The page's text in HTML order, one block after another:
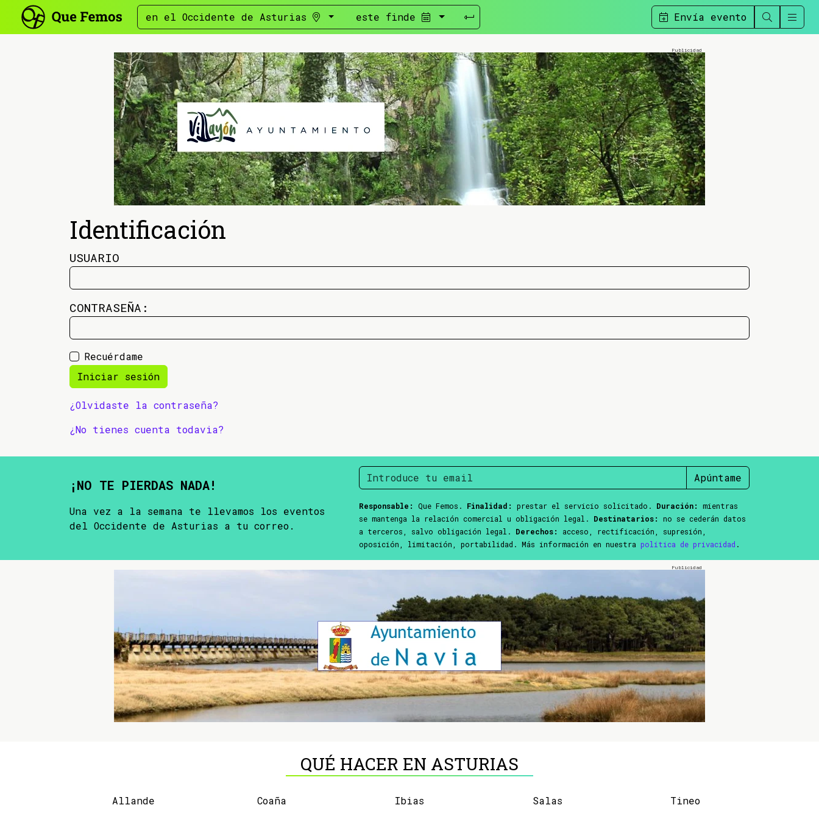
en el Occidente de Asturias este finde Envía evento
Identificación
USUARIO
CONTRASEÑA:
Recuérdame
Iniciar sesión
¿Olvidaste la contraseña?
¿No tienes cuenta todavia?
¡NO TE PIERDAS NADA!
Una vez a la semana te llevamos los eventos
del Occidente de Asturias a tu correo.
Apúntame
Responsable: Que Femos. Finalidad: prestar el servicio solicitado. Duración:
mientras
se mantenga la relación comercial u obligación legal. Destinatarios:
no se cederán datos
a terceros, salvo obligación legal. Derechos:
acceso, rectificación, supresión,
oposición, limitación, portabilidad. Más información en nuestra política de privacidad .
QUÉ HACER EN ASTURIAS
Allande
Coaña
Ibias
Salas
Tineo